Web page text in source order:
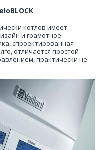
котлов имеет
и грамотное
спроектированная
отличается простой
практически не